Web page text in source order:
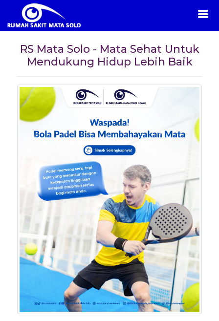
RS Mata Solo - Mata Sehat Untuk
Mendukung Hidup Lebih Baik